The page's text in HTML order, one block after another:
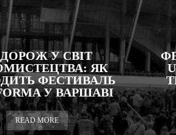
У СВІТ
ЯК
ФЕСТИВАЛЬ
У ВАРШАВІ
READ MORE